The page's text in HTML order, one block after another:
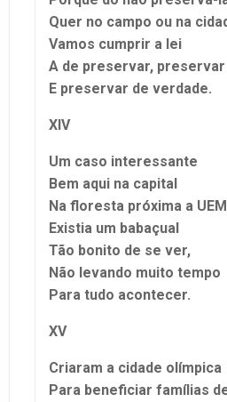
Quer no campo ou na
Vamos cumprir a lei
A de preservar, preservar
E preservar de verdade.
XIV
Um caso interessante
Bem aqui na capital
Na floresta próxima a
Existia um babaçual
Tão bonito de se ver,
Não levando muito tempo
Para tudo acontecer.
XV
Criaram a cidade olímpica
Para beneficiar famílias